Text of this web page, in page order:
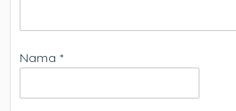
Nama*